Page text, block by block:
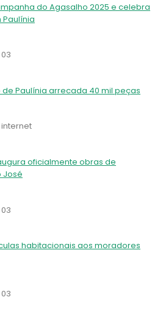
do Agasalho 2025 e celebra
Paulínia arrecada 40 mil peças
internet
oficialmente obras de
José
habitacionais aos moradores